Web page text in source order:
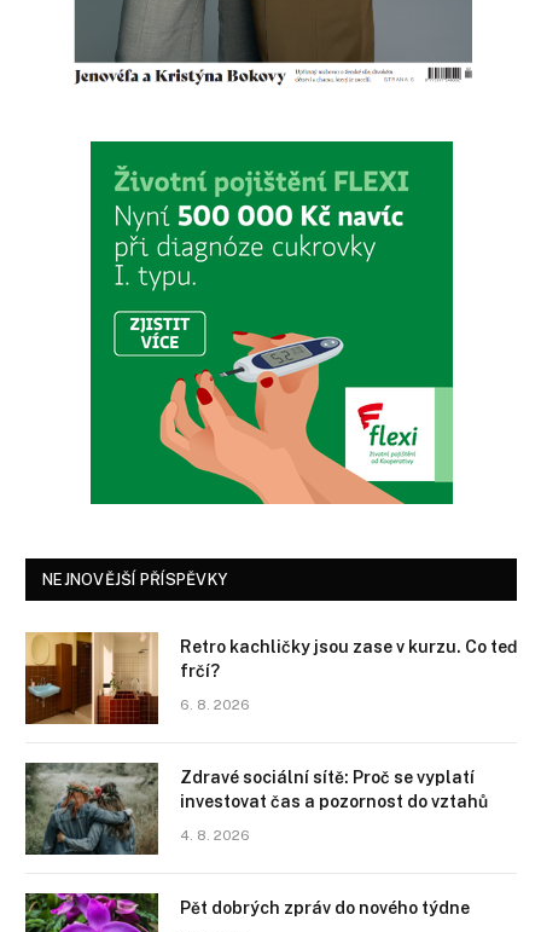
NEJNOVĚJŠÍ PŘÍSPĚVKY
Retro kachličky jsou zase v kurzu. Co teď
frčí?
6. 8. 2026
Zdravé sociální sítě: Proč se vyplatí
investovat čas a pozornost do vztahů
4. 8. 2026
Pět dobrých zpráv do nového týdne